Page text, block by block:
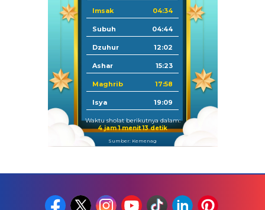
Imsak 04:34
Subuh 04:44
Dzuhur 12:02
Ashar 15:23
Maghrib 17:58
Isya 19:09
Waktu sholat berikutnya dalam:
4 jam 1 menit 12 detik
Sumber: Kemenag